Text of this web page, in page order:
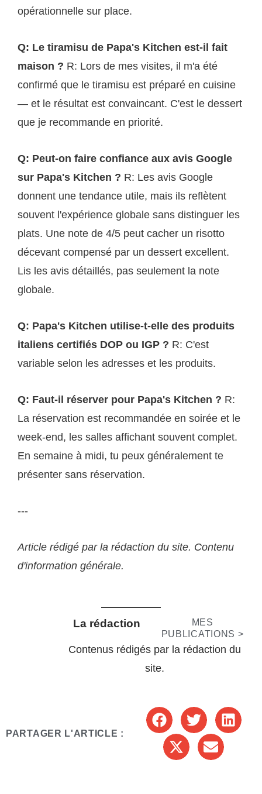
opérationnelle sur place.
Q: Le tiramisu de Papa's Kitchen est-il fait
maison ? R: Lors de mes visites, il m'a été
confirmé que le tiramisu est préparé en cuisine
— et le résultat est convaincant. C'est le dessert
que je recommande en priorité.
Q: Peut-on faire confiance aux avis Google
sur Papa's Kitchen ? R: Les avis Google
donnent une tendance utile, mais ils reflètent
souvent l'expérience globale sans distinguer les
plats. Une note de 4/5 peut cacher un risotto
décevant compensé par un dessert excellent.
Lis les avis détaillés, pas seulement la note
globale.
Q: Papa's Kitchen utilise-t-elle des produits
italiens certifiés DOP ou IGP ? R: C'est
variable selon les adresses et les produits.
Q: Faut-il réserver pour Papa's Kitchen ? R:
La réservation est recommandée en soirée et le
week-end, les salles affichant souvent complet.
En semaine à midi, tu peux généralement te
présenter sans réservation.
---
Article rédigé par la rédaction du site. Contenu
d'information générale.
La rédaction
MES
PUBLICATIONS >
Contenus rédigés par la rédaction du
site.
PARTAGER L'ARTICLE :